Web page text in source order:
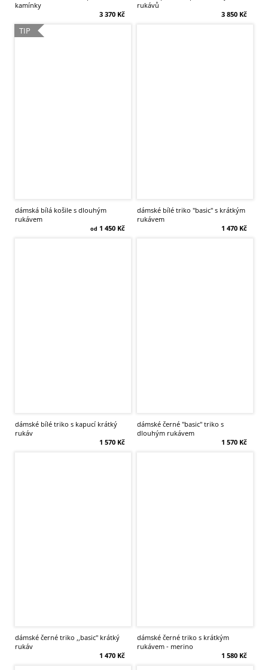
kamínky
3 370 Kč
rukávů
3 850 Kč
TIP
dámská bílá košile s dlouhým
rukávem
od 1 450 Kč
dámské bílé triko "basic" s krátkým
rukávem
1 470 Kč
dámské bílé triko s kapucí krátký
rukáv
1 570 Kč
dámské černé "basic" triko s
dlouhým rukávem
1 570 Kč
dámské černé triko ,,basic'' krátký
rukáv
1 470 Kč
dámské černé triko s krátkým
rukávem - merino
1 580 Kč